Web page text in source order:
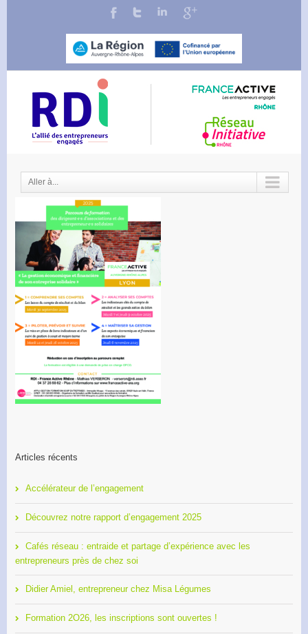
Aller à...
Articles récents
Accélérateur de l’engagement
Découvrez notre rapport d’engagement 2025
Cafés réseau : entraide et partage d’expérience avec les
entrepreneurs près de chez soi
Didier Amiel, entrepreneur chez Misa Légumes
Formation 2O26, les inscriptions sont ouvertes !